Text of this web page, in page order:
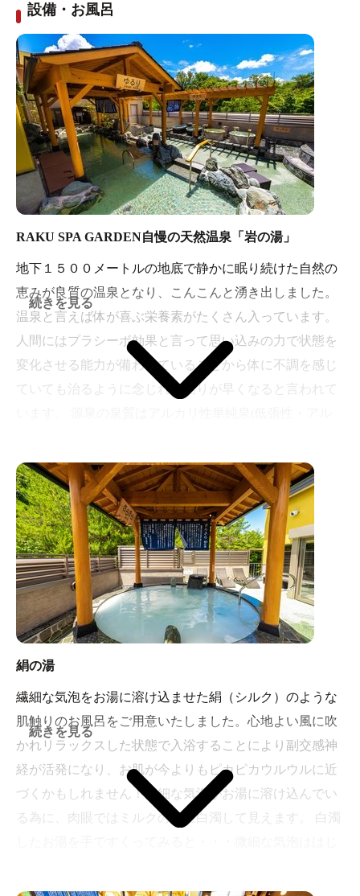
クーポン詳細はこちらから！
設備・お風呂
RAKU SPA GARDEN自慢の天然温泉「岩の湯」
地下１５００メートルの地底で静かに眠り続けた自然の
恵みが良質の温泉となり、こんこんと湧き出しました。
温泉と言えば体が喜ぶ栄養素がたくさん入っています。
人間にはプラシーボ効果と言って思い込みの力で状態を
変化させる能力が備わっていることから体に不調を感じ
ていても治るように念じれば治りが早くなると言われて
おり、泉温は三十・五度、湧出量は１分間に４０㍑と豊
富な水源を持った温泉です。
続きを見る
絹の湯
繊細な気泡をお湯に溶け込ませた絹（シルク）のような
肌触りのお風呂をご用意いたしました。心地よい風に吹
かれリラックスした状態で入浴することにより副交感神
経が活発になり、お肌が今よりもピカピカウルウルに近
づくかもしれません！微細な気泡がお湯に溶け込んでい
る為に、肉眼ではミルクの様に白濁して見えます。 白濁
を味わえます。
続きを見る